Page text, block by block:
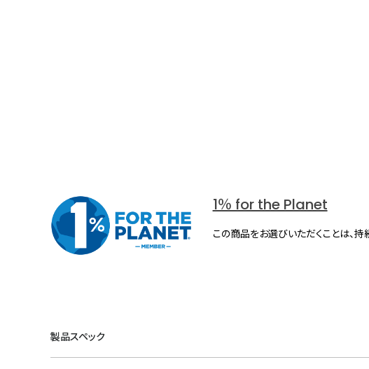
1％ for the Planet
この商品をお選びいただくことは、
製品スペック